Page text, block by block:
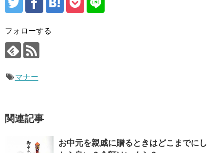
フォローする
マナー
関連記事
お中元を親戚に贈るときはどこまでにし